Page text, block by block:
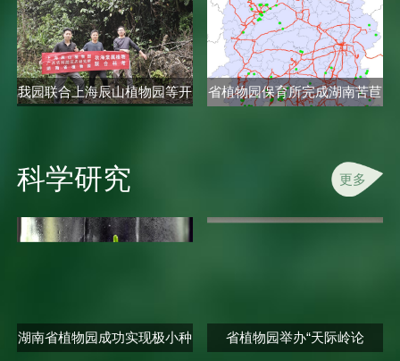
我园联合上海辰山植物园等开
省植物园保育所完成湖南苦苣
科学研究 更多
湖南省植物园成功实现极小种
省植物园举办“天际岭论